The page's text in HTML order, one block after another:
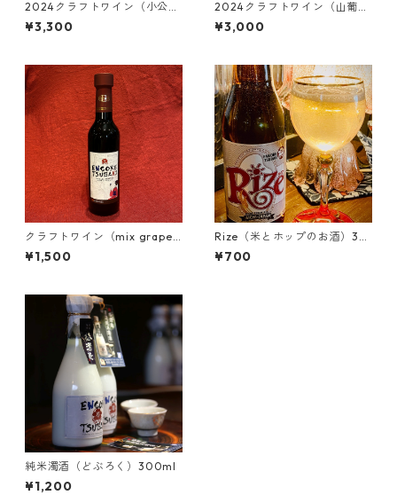
2024クラフトワイン（小公
子）500ml
¥3,300
2024クラフトワイン（山葡
萄）500ml
¥3,000
クラフトワイン（mix grape
s）275ml
¥1,500
Rize（米とホップのお酒）33
0ml
¥700
純米濁酒（どぶろく）300ml
¥1,200